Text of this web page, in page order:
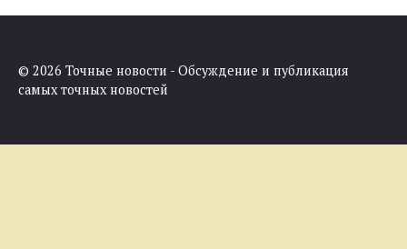
© 2026 Точные новости - Обсуждение и публикация
самых точных новостей